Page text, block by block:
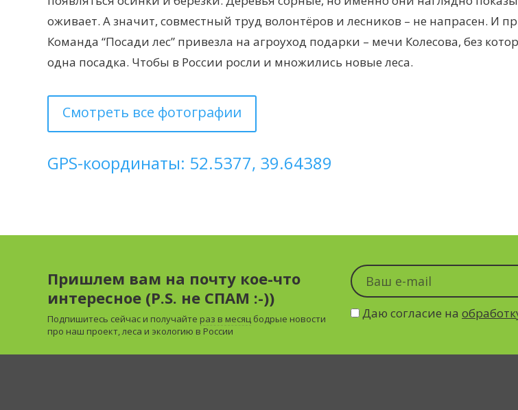
оживает. А значит, совместный труд волонтёров и лесников – не напрасен. И
Команда “Посади лес” привезла на агроуход подарки – мечи Колесова, без
одна посадка. Чтобы в России росли и множились новые леса.
Смотреть все фотографии
GPS-координаты: 52.5377, 39.64389
Пришлем вам на почту кое-что
интересное (P.S. не СПАМ :-))
Подпишитесь сейчас и получайте раз в месяц бодрые новости
про наш проект, леса и экологию в России
Даю согласие на